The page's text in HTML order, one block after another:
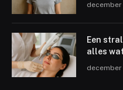
december
Een
alles
december